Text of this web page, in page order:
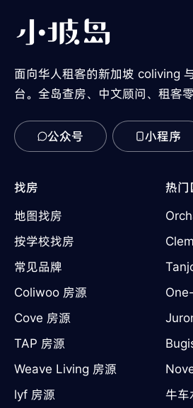
面向华人租客的新加坡 coliving
台。全岛查房、中文顾问、租客零
公众号 小程序
找房
地图找房
按学校找房
常见品牌
Coliwoo 房源
Cove 房源
TAP 房源
Weave Living 房源
lyf 房源
热门
牛车